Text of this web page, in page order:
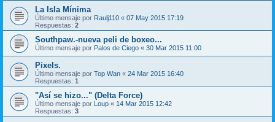
La Isla Mínima
Último mensaje por Raulj110 « 07 May 2015 17:19
Respuestas: 2
Southpaw.-nueva peli de boxeo...
Último mensaje por Palos de Ciego « 30 Mar 2015 11:00
Pixels.
Último mensaje por Top Wan « 24 Mar 2015 16:40
Respuestas: 1
"Así se hizo..." (Delta Force)
Último mensaje por Loup « 14 Mar 2015 12:42
Respuestas: 3